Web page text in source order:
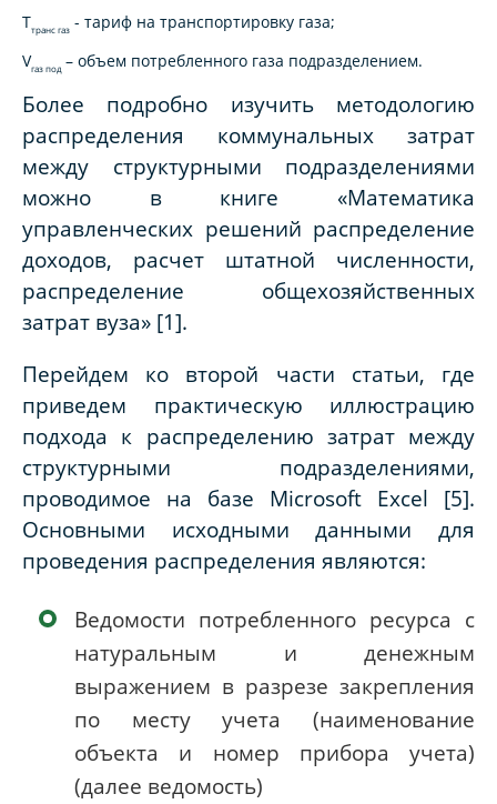
Ттранс газ - тариф на транспортировку газа;
Vгаз под – объем потребленного газа подразделением.
Более подробно изучить методологию
распределения коммунальных затрат
между структурными подразделениями
можно в книге «Математика
управленческих решений распределение
доходов, расчет штатной численности,
распределение общехозяйственных
затрат вуза» [1].
Перейдем ко второй части статьи, где
приведем практическую иллюстрацию
подхода к распределению затрат между
структурными подразделениями,
проводимое на базе Microsoft Excel [5].
Основными исходными данными для
проведения распределения являются:
Ведомости потребленного ресурса с
натуральным и денежным
выражением в разрезе закрепления
по месту учета (наименование
объекта и номер прибора учета)
(далее ведомость)